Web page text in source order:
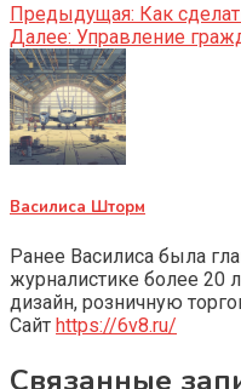
Предыдущая: Как
Далее: Управление
Василиса Шторм
Ранее Василиса была
журналистике более 20
дизайн, розничную
Сайт https://6v8.ru/
Связанные